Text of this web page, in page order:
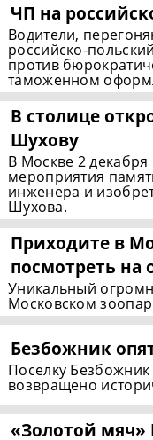
ЧП на
Водители,
российско-
против
таможенном
В столице
Шухову
В Москве 2
мероприятия
инженера и
Шухова.
Приходите в
посмотреть на
Уникальный
Московском
Безбожник
Поселку
возвращено
«Золотой